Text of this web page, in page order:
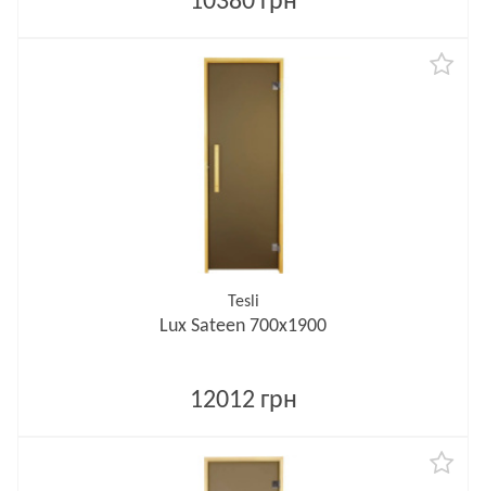
Tesli
Lux Sateen 700х1900
12012 грн